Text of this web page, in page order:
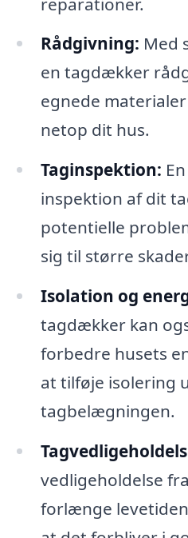
Rådgivning: Med
en tagdækker
egnede
netop dit hus.
Taginspektion:
inspektion af dit
potentielle
sig til større
Isolation og
tagdækker kan
forbedre husets
at tilføje isolering
tagbelægningen.
vedligeholdelse
forlænge